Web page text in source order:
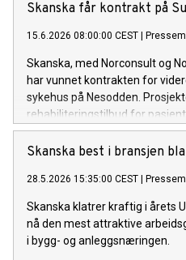
Skanska får kontrakt på
15.6.2026 08:00:00 CEST
Skanska, med Norconsult og
har vunnet kontrakten for
sykehus på Nesodden.
rehabiliteringstilbud for
Skanska best i bransjen
28.5.2026 15:35:00 CEST
Skanska klatrer kraftig i årets
nå den mest attraktive
i bygg- og anleggsnæringen.